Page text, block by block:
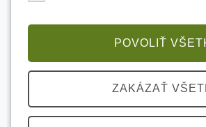
POVOLIŤ
ZAKÁZAŤ